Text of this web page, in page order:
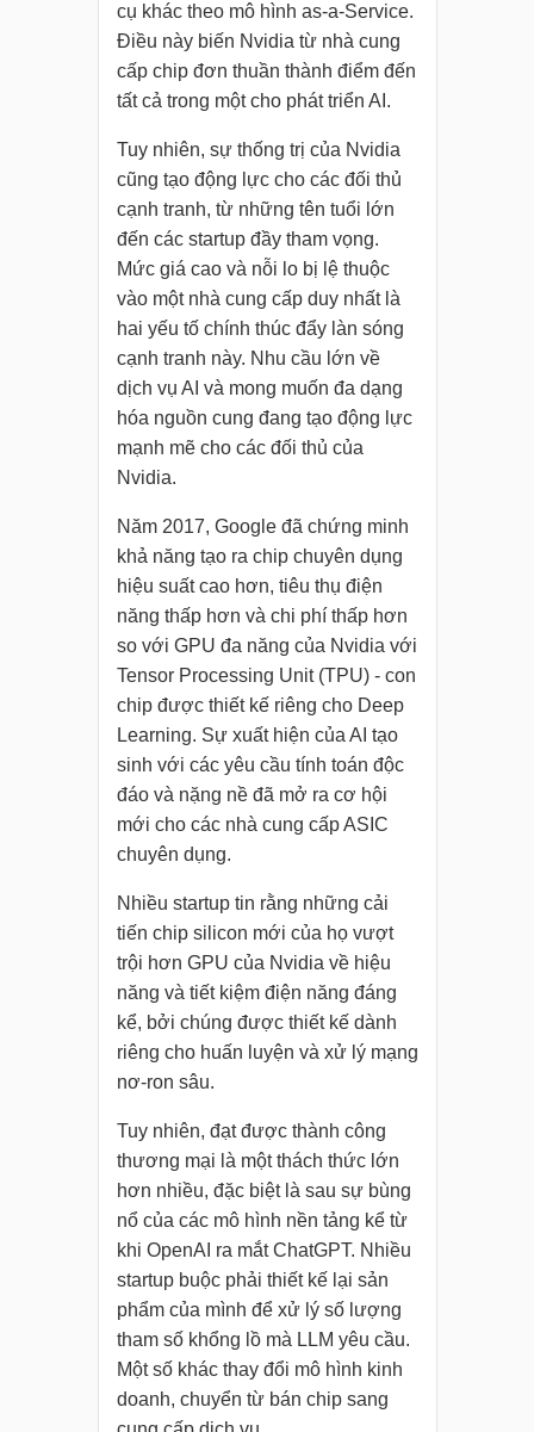
cụ khác theo mô hình as-a-Service.
Điều này biến Nvidia từ nhà cung
cấp chip đơn thuần thành điểm đến
tất cả trong một cho phát triển AI.
Tuy nhiên, sự thống trị của Nvidia
cũng tạo động lực cho các đối thủ
cạnh tranh, từ những tên tuổi lớn
đến các startup đầy tham vọng.
Mức giá cao và nỗi lo bị lệ thuộc
vào một nhà cung cấp duy nhất là
hai yếu tố chính thúc đẩy làn sóng
cạnh tranh này. Nhu cầu lớn về
dịch vụ AI và mong muốn đa dạng
hóa nguồn cung đang tạo động lực
mạnh mẽ cho các đối thủ của
Nvidia.
Năm 2017, Google đã chứng minh
khả năng tạo ra chip chuyên dụng
hiệu suất cao hơn, tiêu thụ điện
năng thấp hơn và chi phí thấp hơn
so với GPU đa năng của Nvidia với
Tensor Processing Unit (TPU) - con
chip được thiết kế riêng cho Deep
Learning. Sự xuất hiện của AI tạo
sinh với các yêu cầu tính toán độc
đáo và nặng nề đã mở ra cơ hội
mới cho các nhà cung cấp ASIC
chuyên dụng.
Nhiều startup tin rằng những cải
tiến chip silicon mới của họ vượt
trội hơn GPU của Nvidia về hiệu
năng và tiết kiệm điện năng đáng
kể, bởi chúng được thiết kế dành
riêng cho huấn luyện và xử lý mạng
nơ-ron sâu.
Tuy nhiên, đạt được thành công
thương mại là một thách thức lớn
hơn nhiều, đặc biệt là sau sự bùng
nổ của các mô hình nền tảng kể từ
khi OpenAI ra mắt ChatGPT. Nhiều
startup buộc phải thiết kế lại sản
phẩm của mình để xử lý số lượng
tham số khổng lồ mà LLM yêu cầu.
Một số khác thay đổi mô hình kinh
doanh, chuyển từ bán chip sang